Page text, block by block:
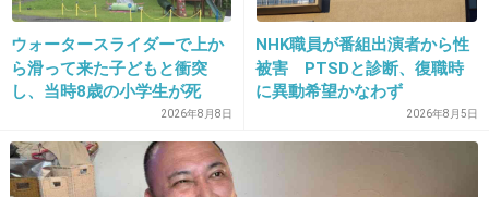
23. 匿名 2015/02/19(木) 21:49:32
菅野美穂さん♥️
+233 -50
ウォータースライダーで上か
ら滑って来た子どもと衝突
し、当時8歳の小学生が死
亡 イベントの引率責任者の
町職員を「減給」の懲戒処
分 児童の両親は「軽過ぎ
る」「全く納得できない」
2026年8月8日
NHK職員が番組出演者から性
被害 PTSDと診断、復職時
に異動希望かなわず
2026年8月5日